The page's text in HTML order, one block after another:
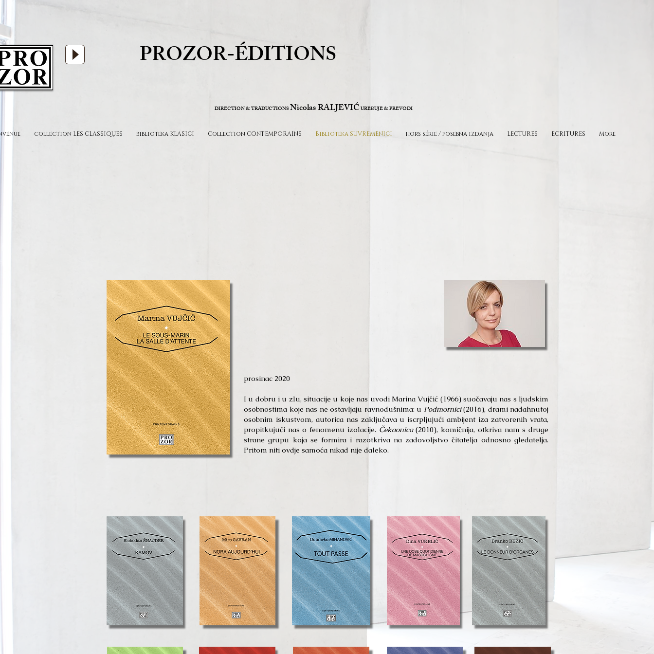
PROZOR-ÉDITIONS
DIRECTION & TRADUCTIONSNicolas RALJEVIĆUREĐUJE & PREVODI
collection LES CLASSIQUES biblioteka KLASICI Collection CONTEMPORAINS Biblioteka SUVREMENICI hors série / posebna izdanja LECTURES ECRITURES More
prosinac 2020
I u dobru i u zlu, situacije u koje nas uvodi Marina Vujčić (1966) suočavaju nas s ljudskim
osobnostima koje nas ne ostavljaju ravnodušnima: u Podmornici(2016), drami nadahnutoj
osobnim iskustvom, autorica nas zaključava u iscrpljujući ambijent iza zatvorenih vrata,
propitkujući nas o fenomenu izolacije. Čekaonica(2010), komičnija, otkriva nam s druge
strane grupu koja se formira i razotkriva na zadovoljstvo čitatelja odnosno gledatelja.
Pritom niti ovdje samoća nikad nije daleko.